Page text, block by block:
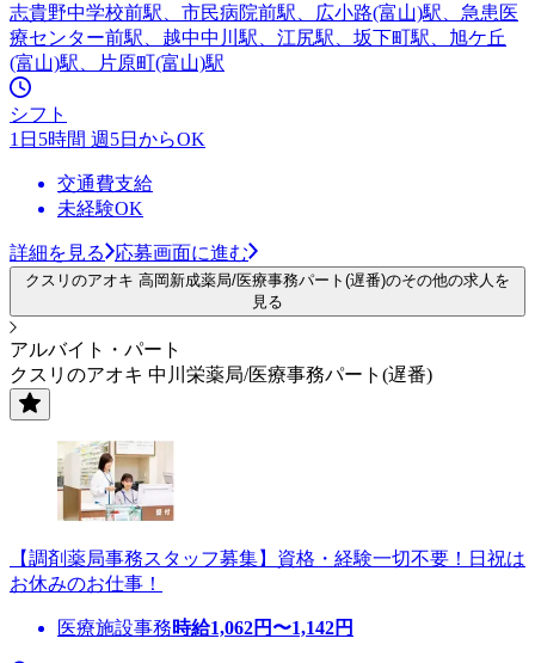
志貴野中学校前駅、市民病院前駅、広小路(富山)駅、急患医
療センター前駅、越中中川駅、江尻駅、坂下町駅、旭ケ丘
(富山)駅、片原町(富山)駅
シフト
1日5時間 週5日からOK
交通費支給
未経験OK
詳細を見る 応募画面に進む
クスリのアオキ 高岡新成薬局/医療事務パート(遅番)のその他の求人を
見る
アルバイト・パート
クスリのアオキ 中川栄薬局/医療事務パート(遅番)
【調剤薬局事務スタッフ募集】資格・経験一切不要！日祝は
お休みのお仕事！
医療施設事務時給1,062円〜1,142円